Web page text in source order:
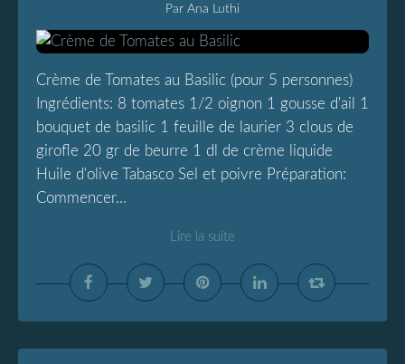
Par Ana Luthi
Crème de Tomates au Basilic (pour 5 personnes)
Ingrédients: 8 tomates 1/2 oignon 1 gousse d'ail 1
bouquet de basilic 1 feuille de laurier 3 clous de
girofle 20 gr de beurre 1 dl de crème liquide
Huile d'olive Tabasco Sel et poivre Préparation:
Commencer...
Lire la suite